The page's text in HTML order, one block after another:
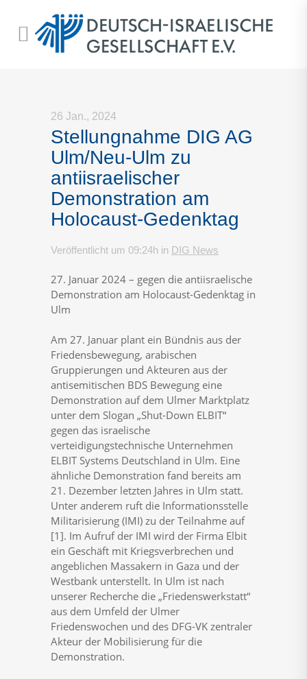
26 Jan., 2024
Stellungnahme DIG AG
Ulm/Neu-Ulm zu
antiisraelischer
Demonstration am
Holocaust-Gedenktag
Veröffentlicht um 09:24h in DIG News
27. Januar 2024 – gegen die antiisraelische
Demonstration am Holocaust-Gedenktag in
Ulm
Am 27. Januar plant ein Bündnis aus der
Friedensbewegung, arabischen
Gruppierungen und Akteuren aus der
antisemitischen BDS Bewegung eine
Demonstration auf dem Ulmer Marktplatz
unter dem Slogan „Shut-Down ELBIT“
gegen das israelische
verteidigungstechnische Unternehmen
ELBIT Systems Deutschland in Ulm. Eine
ähnliche Demonstration fand bereits am
21. Dezember letzten Jahres in Ulm statt.
Unter anderem ruft die Informationsstelle
Militarisierung (IMI) zu der Teilnahme auf
[1]. Im Aufruf der IMI wird der Firma Elbit
ein Geschäft mit Kriegsverbrechen und
angeblichen Massakern in Gaza und der
Westbank unterstellt. In Ulm ist nach
unserer Recherche die „Friedenswerkstatt“
aus dem Umfeld der Ulmer
Friedenswochen und des DFG-VK zentraler
Akteur der Mobilisierung für die
Demonstration.